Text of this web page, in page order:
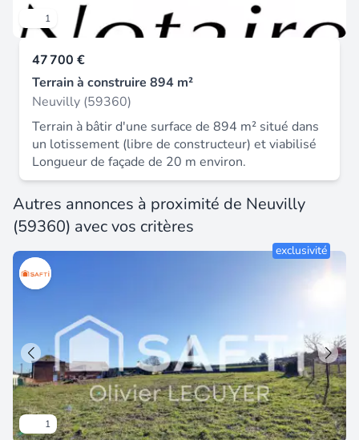
1
47 700 €
Terrain à construire 894 m²
Neuvilly (59360)
Terrain à bâtir d'une surface de 894 m² situé dans
un lotissement (libre de constructeur) et viabilisé
Longueur de façade de 20 m environ.
Autres annonces à proximité de Neuvilly
(59360) avec vos critères
1
exclusivité